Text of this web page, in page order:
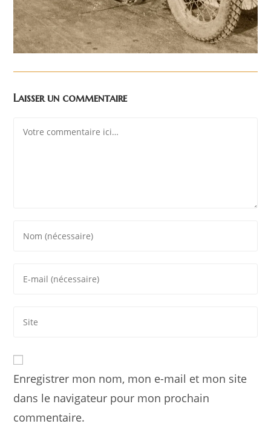
Laisser un commentaire
Enregistrer mon nom, mon e-mail et mon site
dans le navigateur pour mon prochain
commentaire.